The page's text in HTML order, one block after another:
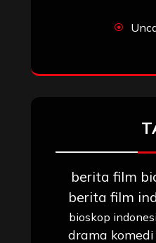
berita film
berita film
bioskop
drama komedi